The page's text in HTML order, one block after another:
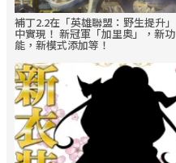
補丁2.2在「英雄聯盟：野生提升」
中實現！ 新冠軍「加里奧」，新功
能，新模式添加等！